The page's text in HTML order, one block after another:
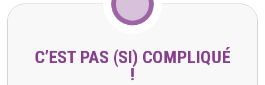
C’EST PAS (SI) COMPLIQUÉ
!